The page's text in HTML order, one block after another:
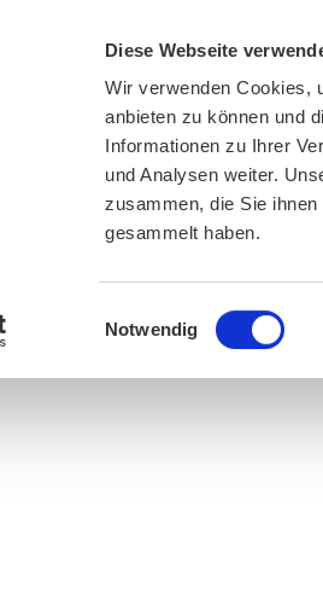
Diese Webseite
Wir verwenden Cookies,
anbieten zu können und
Informationen zu Ihrer
und Analysen weiter.
zusammen, die Sie
gesammelt haben.
Einwilligungsauswahl
Notwendig
UMWELTBILDUNG UMWELTBERATUNG